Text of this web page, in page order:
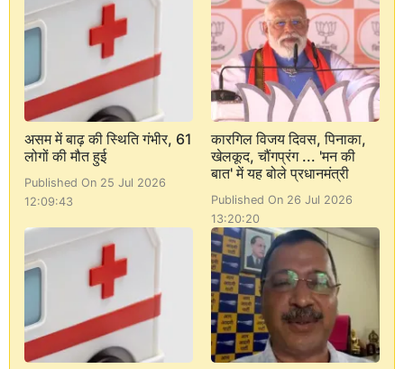
असम में बाढ़ की स्थिति गंभीर, 61
लोगों की मौत हुई
Published On 25 Jul 2026
12:09:43
कारगिल विजय दिवस, पिनाका,
खेलकूद, चौंगप्रंग ... 'मन की
बात' में यह बोले प्रधानमंत्री
Published On 26 Jul 2026
13:20:20